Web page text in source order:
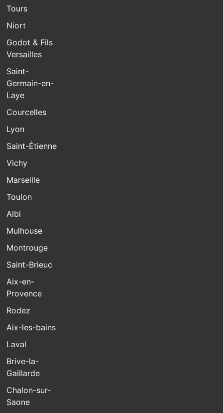
Tours
Niort
Godot & Fils
Versailles
Saint-
Germain-en-
Laye
Courcelles
Lyon
Saint-Étienne
Vichy
Marseille
Toulon
Albi
Mulhouse
Montrouge
Saint-Brieuc
Aix-en-
Provence
Rodez
Aix-les-bains
Laval
Brive-la-
Gaillarde
Chalon-sur-
Saone